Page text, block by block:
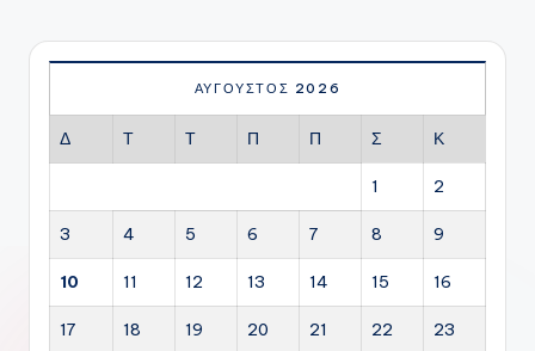
ΑΎΓΟΥΣΤΟΣ 2026
Δ Τ Τ Π Π Σ Κ
1 2
3 4 5 6 7 8 9
10 11 12 13 14 15 16
17 18 19 20 21 22 23